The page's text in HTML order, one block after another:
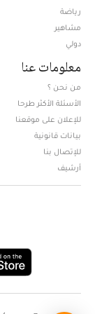
رياضة
مشاهير
دولي
معلومات عنا
من نحن ؟
الأسئلة الأكثر طرحا
للإعلان على موقعنا
بيانات قانونية
للإتصال بنا
أرشيف